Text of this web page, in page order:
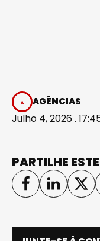
AGÊNCIAS
Julho 4, 2026 .
PARTILHE